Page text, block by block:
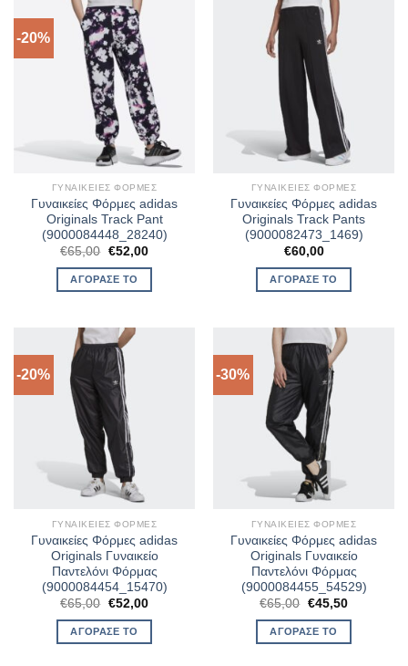
-20%
ΓΥΝΑΙΚΕΊΕΣ ΦΌΡΜΕΣ
Γυναικείες Φόρμες adidas
Originals Track Pant
(9000084448_28240)
€65,00 Original
was:
€65,00.
€52,00Η
ΑΓΌΡΑΣΈ ΤΟ
ΓΥΝΑΙΚΕΊΕΣ ΦΌΡΜΕΣ
Γυναικείες Φόρμες adidas
Originals Track Pants
(9000082473_1469)
€60,00
ΑΓΌΡΑΣΈ ΤΟ
-20%
ΓΥΝΑΙΚΕΊΕΣ ΦΌΡΜΕΣ
Γυναικείες Φόρμες adidas
Originals Γυναικείο
Παντελόνι Φόρμας
(9000084454_15470)
€65,00 Original
was:
€65,00.
€52,00Η
ΑΓΌΡΑΣΈ ΤΟ
-30%
ΓΥΝΑΙΚΕΊΕΣ ΦΌΡΜΕΣ
Γυναικείες Φόρμες adidas
Originals Γυναικείο
Παντελόνι Φόρμας
(9000084455_54529)
€65,00 Original
was:
€65,00.
€45,50Η
ΑΓΌΡΑΣΈ ΤΟ